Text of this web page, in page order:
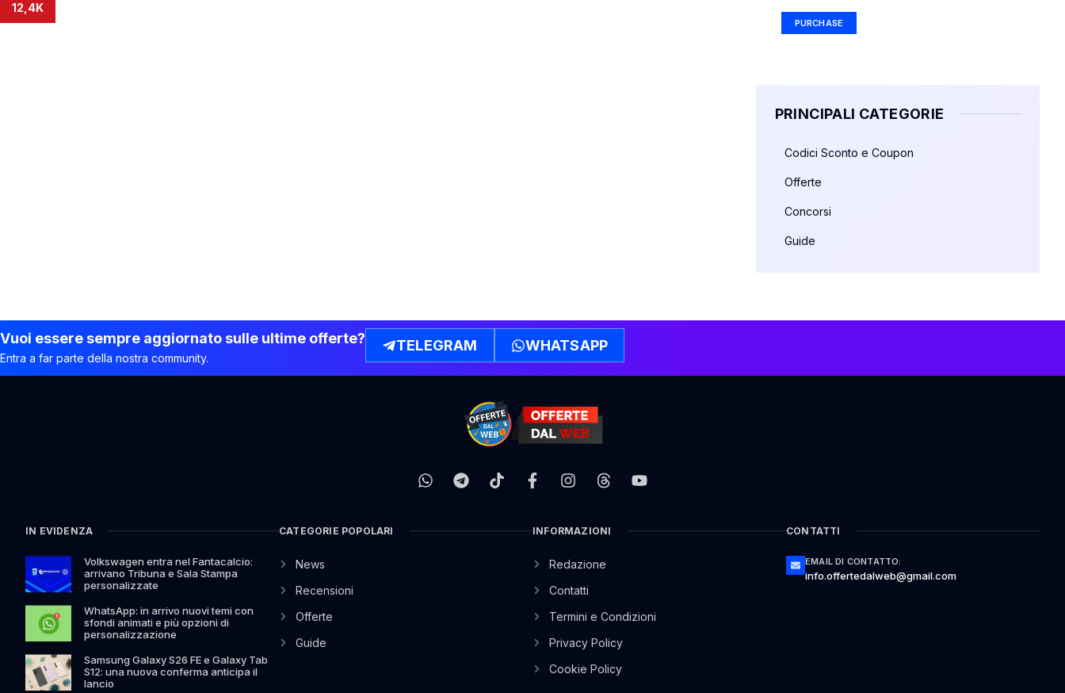
12,4K
PURCHASE
PRINCIPALI CATEGORIE
Codici Sconto e Coupon
Offerte
Concorsi
Guide
Vuoi essere sempre aggiornato sulle ultime offerte?
Entra a far parte della nostra community.
TELEGRAM WHATSAPP
IN EVIDENZA
Volkswagen entra nel Fantacalcio:
arrivano Tribuna e Sala Stampa
personalizzate
WhatsApp: in arrivo nuovi temi con
sfondi animati e più opzioni di
personalizzazione
Samsung Galaxy S26 FE e Galaxy Tab
S12: una nuova conferma anticipa il
lancio
CATEGORIE POPOLARI
News
Recensioni
Offerte
Guide
INFORMAZIONI
Redazione
Contatti
Termini e Condizioni
Privacy Policy
Cookie Policy
CONTATTI
EMAIL DI CONTATTO:
info.offertedalweb@gmail.com